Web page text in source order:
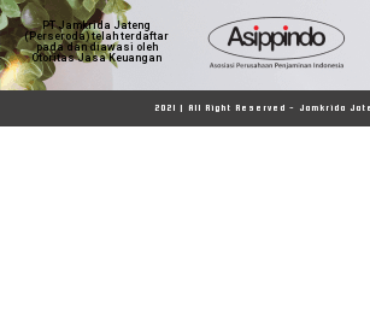
PT Jamkrida Jateng
(Perseroda) telah terdaftar
pada dan diawasi oleh
Otoritas Jasa Keuangan
2021 | All Right Reserved - Jamkrida